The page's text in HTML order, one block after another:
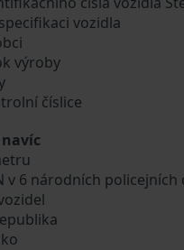
vozidla
výroby
číslice
v 6 národních policejních